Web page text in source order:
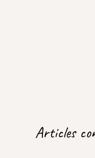
Articles